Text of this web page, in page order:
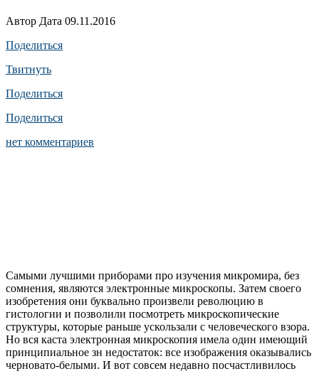
Автор Дата 09.11.2016
Поделиться
Твитнуть
Поделиться
Поделиться
нет комментариев
Самыми лучшими приборами про изучения микромира, без
сомнения, являются электронные микроскопы. Затем своего
изобретения они буквально произвели революцию в
гистологии и позволили посмотреть микроскопические
структуры, которые раньше ускользали с человеческого взора.
Но вся каста электронная микроскопия имела один имеющий
принципиальное зн недостаток: все изображения оказывались
черновато-белыми. И вот совсем недавно посчастливилось